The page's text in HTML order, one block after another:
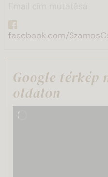
facebook.com/
Google térkép
oldalon